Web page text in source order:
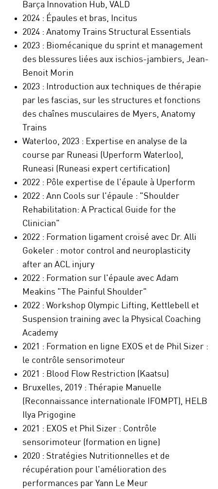
Barça Innovation Hub, VALD
2024 : Épaules et bras, Incitus
2024 : Anatomy Trains Structural Essentials
2023 : Biomécanique du sprint et management
des blessures liées aux ischios-jambiers, Jean-
Benoit Morin
2023 : Introduction aux techniques de thérapie
par les fascias, sur les structures et fonctions
des chaînes musculaires de Myers, Anatomy
Trains
Waterloo, 2023 : Expertise en analyse de la
course par Runeasi (Uperform Waterloo),
Runeasi (Runeasi expert certification)
2022 : Pôle expertise de l'épaule à Uperform
2022 : Ann Cools sur l'épaule : "Shoulder
Rehabilitation: A Practical Guide for the
Clinician"
2022 : Formation ligament croisé avec Dr. Alli
Gokeler : motor control and neuroplasticity
after an ACL injury
2022 : Formation sur l'épaule avec Adam
Meakins "The Painful Shoulder"
2022 : Workshop Olympic Lifting, Kettlebell et
Suspension training avec la Physical Coaching
Academy
2021 : Formation en ligne EXOS et de Phil Sizer :
le contrôle sensorimoteur
2021 : Blood Flow Restriction (Kaatsu)
Bruxelles, 2019 : Thérapie Manuelle
(Reconnaissance internationale IFOMPT), HELB
Ilya Prigogine
2021 : EXOS et Phil Sizer : Contrôle
sensorimoteur (formation en ligne)
2020 : Stratégies Nutritionnelles et de
récupération pour l'amélioration des
performances par Yann Le Meur